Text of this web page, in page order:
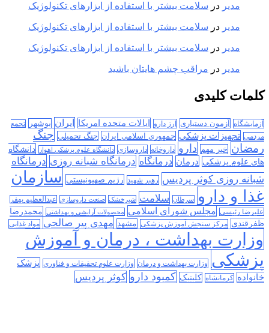
مدیر در سلامت بیشتر با استفاده از ابزارهای تکنولوژیک
مدیر در سلامت بیشتر با استفاده از ابزارهای تکنولوژیک
مدیر در سلامت بیشتر با استفاده از ابزارهای تکنولوژیک
مدیر در مراقب چشم هایتان باشید
کلمات کلیدی
آزمایشگاه آزمون دستیاری ارز دارو ایالات متحده امریکا ایران بوشهر
تجمع
مردمی تجهیزات پزشکی جمهوری اسلامی ایران جنگ تحمیلی جنگ
رمضان خبر مهم دارو داروخانه داروسازی دانشگاه علوم پزشکی اهواز
دانشگاه
های علوم پزشکی درمان درمانگاه درمانگاه شبانه روزی درمانگاه
شبانه روزی کوثر پردیس رهبر شهید رژیم صهیونیستی سازمان
غذا و دارو
سرطان سلامت شیرخشک صنعت داروسازی عبدالعظیم بهفر
علیرضا رئیسی مجلس شورای اسلامی محصولات آرایشی و بهداشتی محمدرضا
ظفرقندی مرکز سنجش آموزش پزشکی مشهد مهدی پیر صالحی مواد غذایی
وزارت بهداشت ، درمان و آموزش
پزشکی وزارت بهداشت و درمان وزارت علوم تحقیقات و فناوری پزشک
خانواده کرمانشاه کلینیک کمبود دارو کوثر پردیس